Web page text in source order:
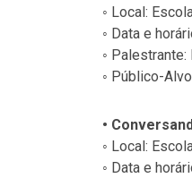
◦ Local:
◦ Data e
◦
◦ Público-
•
◦ Local:
◦ Data e